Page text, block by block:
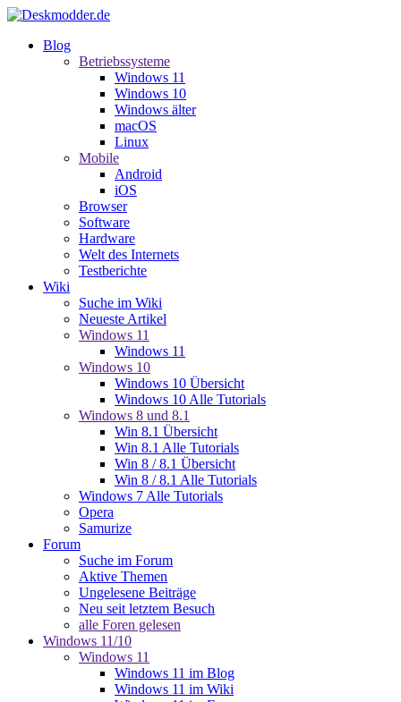
Blog
Betriebssysteme
Windows 11
Windows 10
Windows älter
macOS
Linux
Mobile
Android
iOS
Browser
Software
Hardware
Welt des Internets
Testberichte
Wiki
Suche im Wiki
Neueste Artikel
Windows 11
Windows 11
Windows 10
Windows 10 Übersicht
Windows 10 Alle Tutorials
Windows 8 und 8.1
Win 8.1 Übersicht
Win 8.1 Alle Tutorials
Win 8 / 8.1 Übersicht
Win 8 / 8.1 Alle Tutorials
Windows 7 Alle Tutorials
Opera
Samurize
Forum
Suche im Forum
Aktive Themen
Ungelesene Beiträge
Neu seit letztem Besuch
alle Foren gelesen
Windows 11/10
Windows 11
Windows 11 im Blog
Windows 11 im Wiki